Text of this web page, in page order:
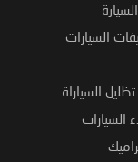
السيارات
السياراة
السيارات